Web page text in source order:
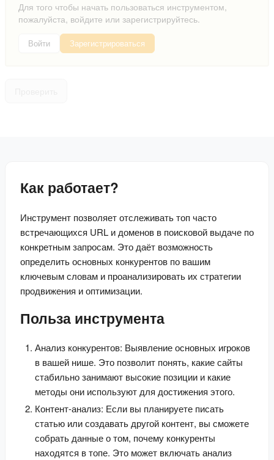
Для того чтобы начать пользоваться инструментом,
пожалуйста, войдите или зарегистрируйтесь.
Войти Зарегистрироваться
Как работает?
Инструмент позволяет отслеживать топ часто
встречающихся URL и доменов в поисковой выдаче по
конкретным запросам. Это даёт возможность
определить основных конкурентов по вашим
ключевым словам и проанализировать их стратегии
продвижения и оптимизации.
Польза инструмента
Анализ конкурентов: Выявление основных игроков
в вашей нише. Это позволит понять, какие сайты
стабильно занимают высокие позиции и какие
методы они используют для достижения этого.
Контент-анализ: Если вы планируете писать
статью или создавать другой контент, вы сможете
собрать данные о том, почему конкуренты
находятся в топе. Это может включать анализ